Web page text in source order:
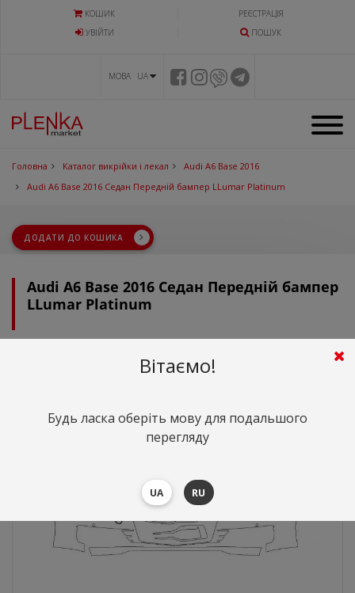
КОШИК
РЕЄСТРАЦІЯ
УВIЙТИ
ПОШУК
МОВА UA
Головна Каталог викрійки і лекал
Audi A6 Base 2016
Audi A6 Base 2016 Седан Передній бампер LLumar Platinum
ДОДАТИ ДО КОШИКА
Audi A6 Base 2016 Седан Передній бампер
LLumar Platinum
грн. ($96.24)
Вітаємо!
Будь ласка оберіть мову для подальшого
перегляду
UA RU